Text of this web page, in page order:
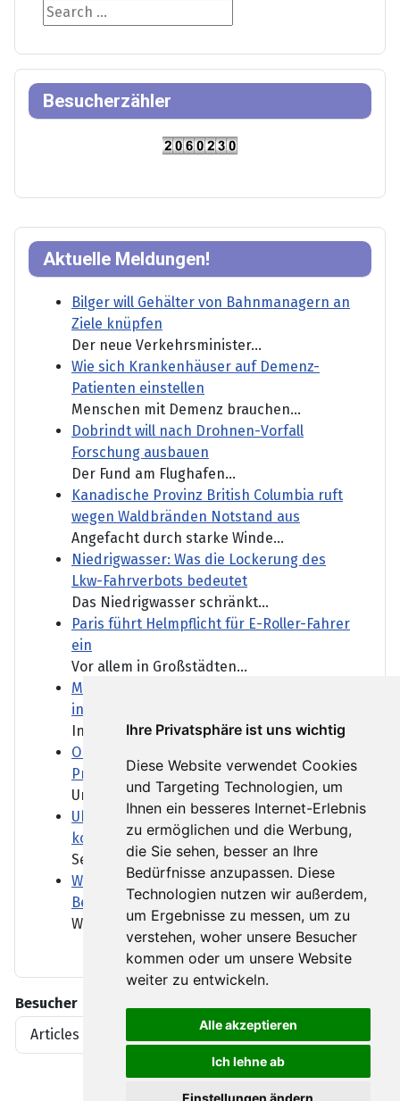
Ihre Privatsphäre ist uns wichtig
Diese Website verwendet Cookies
und Targeting Technologien, um
Ihnen ein besseres Internet-Erlebnis
zu ermöglichen und die Werbung,
die Sie sehen, besser an Ihre
Bedürfnisse anzupassen. Diese
Technologien nutzen wir außerdem,
um Ergebnisse zu messen, um zu
verstehen, woher unsere Besucher
kommen oder um unsere Website
weiter zu entwickeln.
Alle akzeptieren
Ich lehne ab
Einstellungen ändern
Aktuelle Meldungen!
Bilger will Gehälter von Bahnmanagern an
Ziele knüpfen
Der neue Verkehrsminister...
Wie sich Krankenhäuser auf Demenz-
Patienten einstellen
Menschen mit Demenz brauchen...
Dobrindt will nach Drohnen-Vorfall
Forschung ausbauen
Der Fund am Flughafen...
Kanadische Provinz British Columbia ruft
wegen Waldbränden Notstand aus
Angefacht durch starke Winde...
Niedrigwasser: Was die Lockerung des
Lkw-Fahrverbots bedeutet
Das Niedrigwasser schränkt...
Paris führt Helmpflicht für E-Roller-Fahrer
ein
Vor allem in Großstädten...
Mutmaßlich ukrainische Drohne explodiert
in Bulgarien
In Bulgarien ist eine Drohne...
Orban-Kritiker Baka soll Ungarns neuer
Präsident werden
Ungarn bekommt einen neuen...
Ukraine und Serbien wollen stärker
kooperieren - trotz Belgrads Kreml-Nähe
Serbien pflegt enge...
Wenn über Wasser verhandelt wird - das
Beispiel Ungarn und Slowakei
Wer bekommt wie viel Wasser?...
Suche
Besucherzähler
Besucher
Articles View Hits